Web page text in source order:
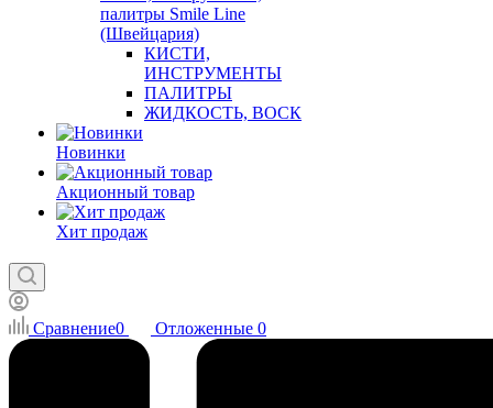
палитры Smile Line
(Швейцария)
КИСТИ,
ИНСТРУМЕНТЫ
ПАЛИТРЫ
ЖИДКОСТЬ, ВОСК
Новинки
Акционный товар
Хит продаж
Сравнение0 Отложенные 0